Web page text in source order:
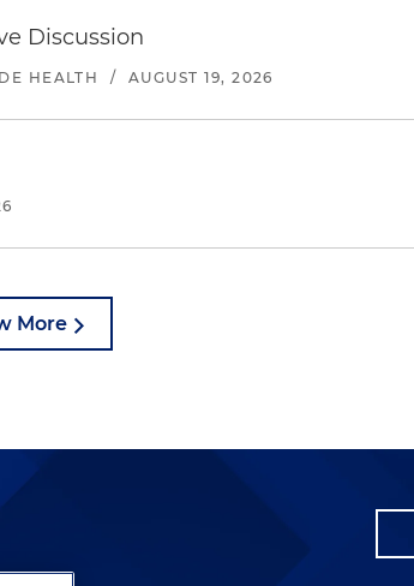
Discussion
HEALTH / AUGUST 19, 2026
More